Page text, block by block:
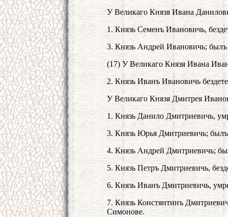
У Великаго Князя Ивана
1. Князь Семенъ Ивановичь,
3. Князь Андрей Ивановичь; былъ
(17) У Великаго Князя Ивана
2. Князь Иванъ Ивановичь
У Великаго Князя Дмитрея
1. Князь Данило Дмитриевичь,
3. Князь Юрья Дмитриевичь; былъ
4. Князь Андрей Дмитриевичь;
5. Князь Петръ Дмитриевичь,
6. Князь Иванъ Дмитриевичь,
7. Князь Констянтинъ
Симонове.